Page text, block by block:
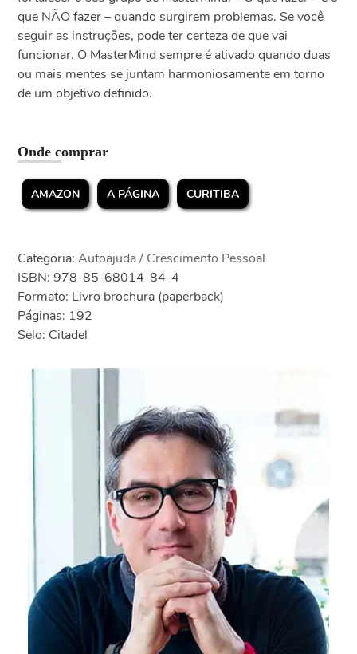
que NÃO fazer – quando surgirem problemas. Se você
seguir as instruções, pode ter certeza de que vai
funcionar. O MasterMind sempre é ativado quando duas
ou mais mentes se juntam harmoniosamente em torno
de um objetivo definido.
Onde comprar
AMAZON A PÁGINA CURITIBA
Categoria: Autoajuda / Crescimento Pessoal
ISBN: 978-85-68014-84-4
Formato: Livro brochura (paperback)
Páginas: 192
Selo: Citadel